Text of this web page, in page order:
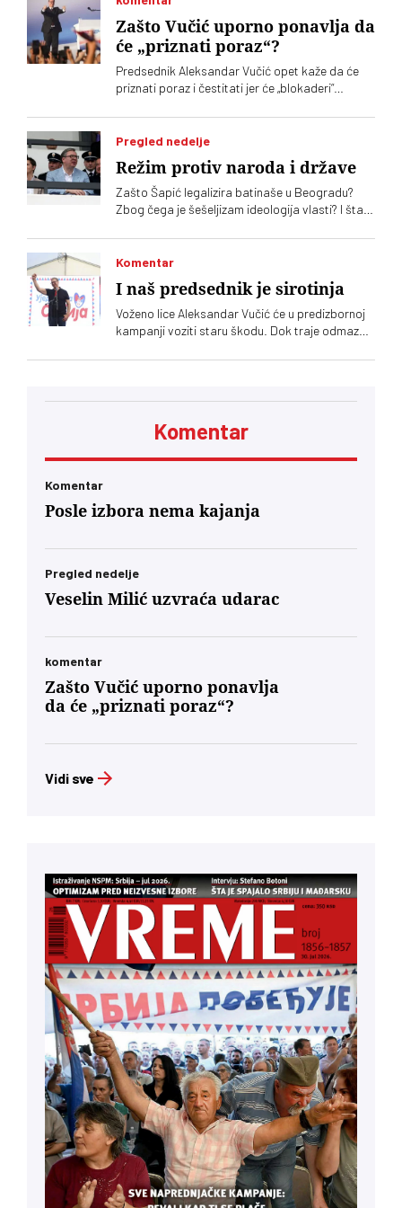
Zašto Vučić uporno ponavlja da
će „priznati poraz“?
Predsednik Aleksandar Vučić opet kaže da će
priznati poraz i čestitati jer će „blokaderi“
niko sa druge strane nije dužan da obeća Vučiću
sličnu čestitku
Pregled nedelje
Režim protiv naroda i države
Zašto Šapić legalizira batinaše u Beogradu?
Zbog čega je šešeljizam ideologija vlasti? I šta
Komentar
I naš predsednik je sirotinja
Voženo lice Aleksandar Vučić će u predizbornoj
kampanji voziti staru škodu. Dok traje odmazda
kampanje biće otužniji nego ikad jer se Vučić
Komentar
Komentar
Posle izbora nema kajanja
Pregled nedelje
Veselin Milić uzvraća udarac
komentar
Zašto Vučić uporno ponavlja
da će „priznati poraz“?
Vidi sve